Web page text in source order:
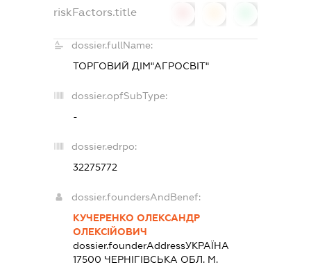
riskFactors.title
dossier.fullName:
ТОРГОВИЙ ДІМ"АГРОСВІТ"
dossier.opfSubType:
-
dossier.edrpo:
32275772
dossier.foundersAndBenef:
КУЧЕРЕНКО ОЛЕКСАНДР
ОЛЕКСІЙОВИЧ
dossier.founderAddressУКРАЇНА
17500 ЧЕРНIГIВСЬКА ОБЛ. М.